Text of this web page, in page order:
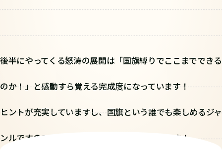
後半にやってくる怒涛の展開は「国旗縛りでここまでできる
のか！」と感動すら覚える完成度になっています！
ヒントが充実していますし、国旗という誰でも楽しめるジャ
ンルですので、プレゼントなどにもおススメです！